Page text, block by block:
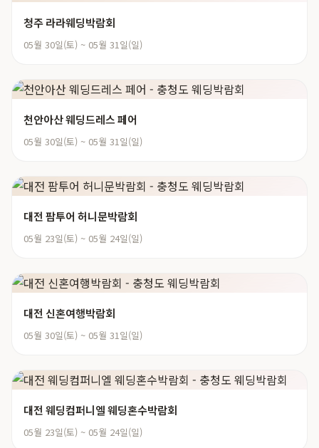
청주 라라웨딩박람회
05월 30일(토) ~ 05월 31일(일)
천안아산 웨딩드레스 페어
05월 30일(토) ~ 05월 31일(일)
대전 팜투어 허니문박람회
05월 23일(토) ~ 05월 24일(일)
대전 신혼여행박람회
05월 30일(토) ~ 05월 31일(일)
대전 웨딩컴퍼니엘 웨딩혼수박람회
05월 23일(토) ~ 05월 24일(일)